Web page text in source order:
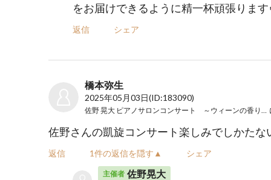
をお届けできるように精一杯頑張ります
返信 シェア
橋本弥生
2025年05月03日(ID:183090)
佐野さんの凱旋コンサート楽しみでしかたな
返信 1件の返信を隠す▲ シェア
主催者 佐野晃大